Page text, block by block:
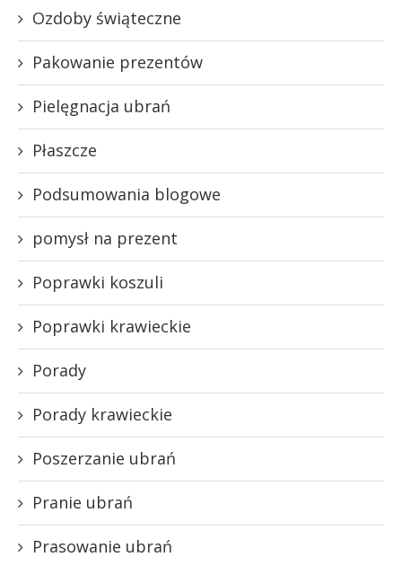
Ozdoby świąteczne
Pakowanie prezentów
Pielęgnacja ubrań
Płaszcze
Podsumowania blogowe
pomysł na prezent
Poprawki koszuli
Poprawki krawieckie
Porady
Porady krawieckie
Poszerzanie ubrań
Pranie ubrań
Prasowanie ubrań